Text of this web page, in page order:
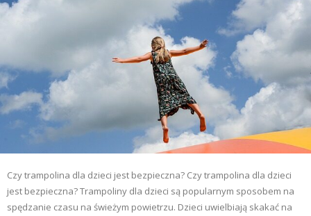
Czy trampolina dla dzieci jest bezpieczna? Czy trampolina dla dzieci
jest bezpieczna? Trampoliny dla dzieci są popularnym sposobem na
spędzanie czasu na świeżym powietrzu. Dzieci uwielbiają skakać na